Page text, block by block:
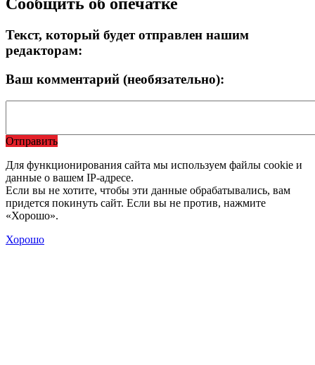
Текст, который будет отправлен нашим
редакторам:
Ваш комментарий (необязательно):
Отправить
Для функционирования сайта мы используем файлы cookie и
данные о вашем IP-адресе.
Если вы не хотите, чтобы эти данные обрабатывались, вам
придется покинуть сайт. Если вы не против, нажмите
«Хорошо».
Хорошо